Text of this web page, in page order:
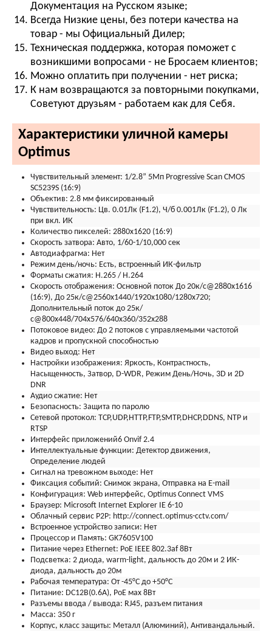
Документация на Русском языке;
Всегда Низкие цены, без потери качества на
товар - мы Официальный Дилер;
Техническая поддержка, которая поможет с
возникшими вопросами - не Бросаем клиентов;
Можно оплатить при получении - нет риска;
К нам возвращаются за повторными покупками,
Советуют друзьям - работаем как для Себя.
Характеристики уличной камеры
Optimus
Чувствительный элемент: 1/2.8” 5Мп Progressive Scan CMOS
SC5239S (16:9)
Объектив: 2.8 мм фиксированный
Чувствительность: Цв. 0.01Лк (F1.2), Ч/б 0.001Лк (F1.2), 0 Лк
при вкл. ИК
Количество пикселей: 2880х1620 (16:9)
Скорость затвора: Авто, 1/60-1/10,000 сек
Автодиафрагма: Нет
Режим день/ночь: Есть, встроенный ИК-фильтр
Форматы сжатия: H.265 / H.264
Скорость отображения: Основной поток До 20к/с@2880х1616
(16:9), До 25к/с@2560x1440/1920х1080/1280x720;
Дополнительный поток до 25к/
с@800x448/704х576/640x360/352х288
Потоковое видео: До 2 потоков с управляемыми частотой
кадров и пропускной способностью
Видео выход: Нет
Настройки изображения: Яркость, Контрастность,
Насыщенность, Затвор, D-WDR, Режим День/Ночь, 3D и 2D
DNR
Аудио сжатие: Нет
Безопасность: Защита по паролю
Сетевой протокол: TCP,UDP,HTTP,FTP,SMTP,DHCP,DDNS, NTP и
RTSP
Интерфейс приложений6 Onvif 2.4
Интеллектуальные функции: Детектор движения,
Определение людей
Сигнал на тревожном выходе: Нет
Фиксация событий: Снимок экрана, Отправка на E-mail
Конфигурация: Web интерфейс, Optimus Connect VMS
Браузер: Microsoft Internet Explorer IE 6-10
Облачный сервис P2P: http://connect.optimus-cctv.com/
Встроенное устройство записи: Нет
Процессор и Память: GK7605V100
Питание через Ethernet: PoE IEEE 802.3af 8Вт
Подсветка: 2 диода, warm-light, дальность до 20м и 2 ИК-
диода, дальность до 20м
Рабочая температура: От -45°С до +50°С
Питание: DC12В(0.6А), PoE мах 8Вт
Разъемы ввода / вывода: RJ45, разъем питания
Масса: 350 г
Корпус, класс защиты: Металл (Алюминий), Антивандальный.